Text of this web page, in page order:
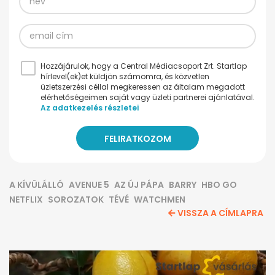
Hozzájárulok, hogy a Central Médiacsoport Zrt. Startlap
hírlevel(ek)et küldjön számomra, és közvetlen
üzletszerzési céllal megkeressen az általam megadott
elérhetőségeimen saját vagy üzleti partnerei ajánlatával.
Az adatkezelés részletei
A KÍVÜLÁLLÓ AVENUE 5 AZ ÚJ PÁPA BARRY HBO GO
NETFLIX SOROZATOK TÉVÉ WATCHMEN
VISSZA A CÍMLAPRA